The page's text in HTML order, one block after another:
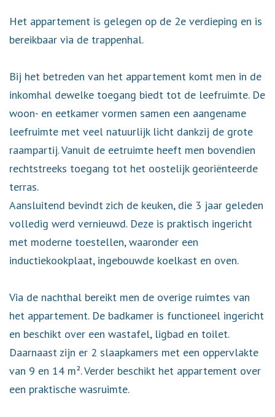
Het appartement is gelegen op de 2e verdieping en is
bereikbaar via de trappenhal.
Bij het betreden van het appartement komt men in de
inkomhal dewelke toegang biedt tot de leefruimte. De
woon- en eetkamer vormen samen een aangename
leefruimte met veel natuurlijk licht dankzij de grote
raampartij. Vanuit de eetruimte heeft men bovendien
rechtstreeks toegang tot het oostelijk georiënteerde
terras.
Aansluitend bevindt zich de keuken, die 3 jaar geleden
volledig werd vernieuwd. Deze is praktisch ingericht
met moderne toestellen, waaronder een
inductiekookplaat, ingebouwde koelkast en oven.
Via de nachthal bereikt men de overige ruimtes van
het appartement. De badkamer is functioneel ingericht
en beschikt over een wastafel, ligbad en toilet.
Daarnaast zijn er 2 slaapkamers met een oppervlakte
van 9 en 14 m². Verder beschikt het appartement over
een praktische wasruimte.